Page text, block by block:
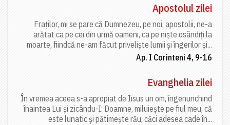
Apostolul zilei
Fraților, mi se pare că Dumnezeu, pe noi, apostolii, ne-a
arătat ca pe cei din urmă oameni, ca pe niște osândiți la
moarte, fiindcă ne-am făcut priveliște lumii și îngerilor și...
Ap. I Corinteni 4, 9-16
Evanghelia zilei
În vremea aceea s-a apropiat de Iisus un om, îngenunchind
înaintea Lui și zicându-I: Doamne, miluiește pe fiul meu, că
este lunatic și pătimește rău, căci adesea cade în...